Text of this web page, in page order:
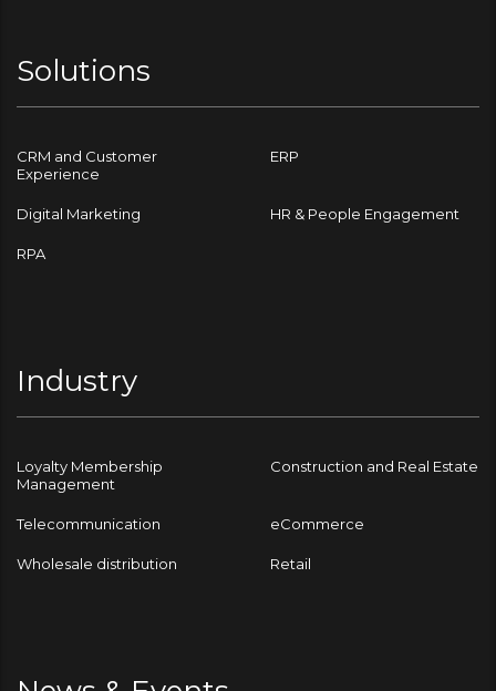
Solutions
CRM and Customer
Experience
ERP
Digital Marketing HR & People Engagement
RPA
Industry
Loyalty Membership
Management
Construction and Real Estate
Telecommunication eCommerce
Wholesale distribution Retail